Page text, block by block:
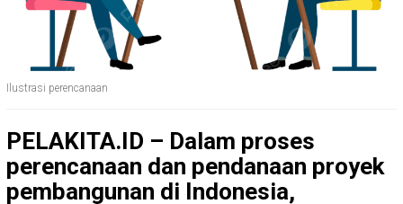
Ilustrasi perencanaan
PELAKITA.ID – Dalam proses
perencanaan dan pendanaan proyek
pembangunan di Indonesia,